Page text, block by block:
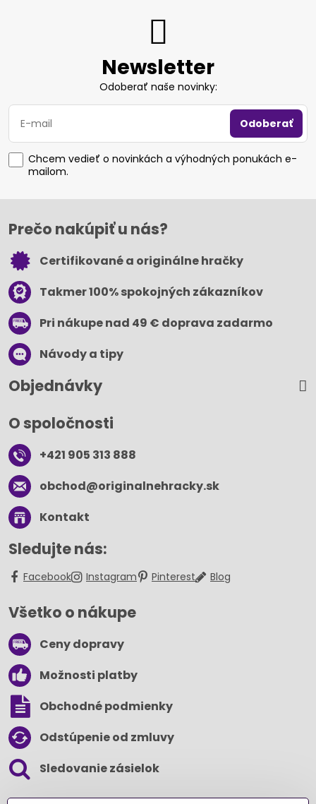
Newsletter
Odoberať naše novinky:
Odoberať
Chcem vedieť o novinkách a výhodných ponukách e-
mailom.
Prečo nakúpiť u nás?
Certifikované a originálne hračky
Takmer 100% spokojných zákazníkov
Pri nákupe nad 49 € doprava zadarmo
Návody a tipy
Objednávky
O spoločnosti
+421 905 313 888
obchod​@originalnehracky​.sk
Kontakt
Sledujte nás:
Facebook Instagram Pinterest Blog
Všetko o nákupe
Ceny dopravy
Možnosti platby
Obchodné podmienky
Odstúpenie od zmluvy
Sledovanie zásielok